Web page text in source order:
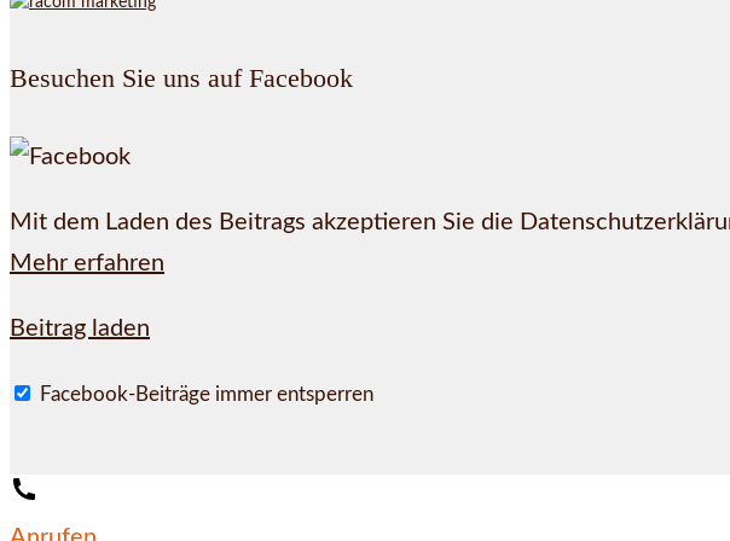
Besuchen Sie uns auf Facebook
Mit dem Laden des Beitrags akzeptieren Sie die
Mehr erfahren
Beitrag laden
Facebook-Beiträge immer entsperren